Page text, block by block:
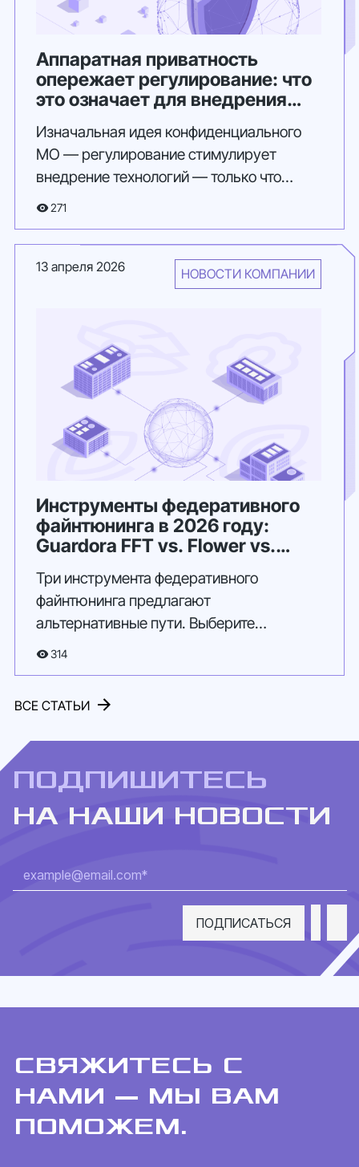
Аппаратная приватность
опережает регулирование: что
это означает для внедрения
Изначальная идея конфиденциального
МО — регулирование стимулирует
внедрение технологий — только что
провалилась.
271
13 апреля 2026 НОВОСТИ КОМПАНИИ
Инструменты федеративного
файнтюнинга в 2026 году:
Guardora FFT vs. Flower vs.
Три инструмента федеративного
файнтюнинга предлагают
альтернативные пути. Выберите
подходящий для решения вашей задачи.
314
ВСЕ СТАТЬИ
ПОДПИШИТЕСЬ
НА НАШИ НОВОСТИ
СВЯЖИТЕСЬ С
НАМИ — МЫ ВАМ
ПОМОЖЕМ.